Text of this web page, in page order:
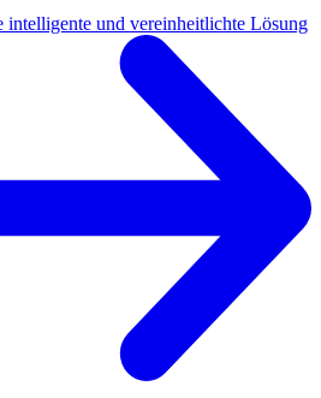
intelligente und vereinheitlichte Lösung